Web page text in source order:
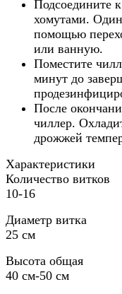
Подсоедините
хомутами.
помощью
или ванную.
Поместите
минут до
После
чиллер.
дрожжей
Характеристики
Количество витков
10-16
Диаметр витка
25 см
Высота общая
40 см-50 см